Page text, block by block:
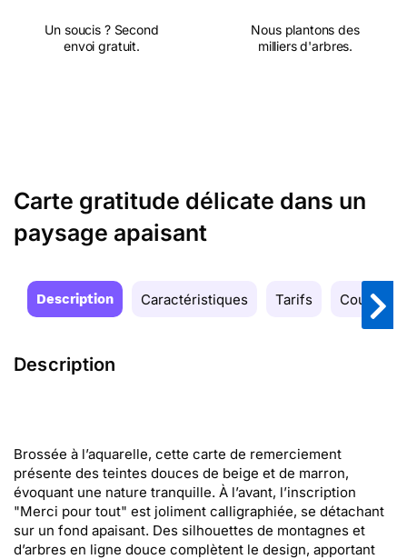
Un soucis ? Second
envoi gratuit.
Nous plantons des
milliers d'arbres.
Carte gratitude délicate dans un
paysage apaisant
Description Caractéristiques Tarifs Couleurs
Description
Brossée à l’aquarelle, cette carte de remerciement
présente des teintes douces de beige et de marron,
évoquant une nature tranquille. À l’avant, l’inscription
"Merci pour tout" est joliment calligraphiée, se détachant
sur un fond apaisant. Des silhouettes de montagnes et
d’arbres en ligne douce complètent le design, apportant